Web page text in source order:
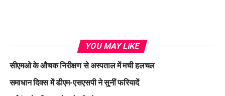
YOU MAY LIKE
सीएमओ के औचक निरीक्षण से अस्पताल में मची हलचल
समाधान दिवस में डीएम-एसएसपी ने सुनीं फरियादें